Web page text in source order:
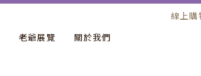
老爺展覽 關於我們
線上購